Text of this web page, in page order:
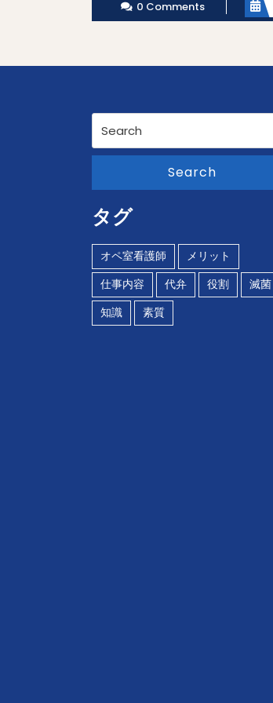
0 Comments
Search
for:
Search
タグ
オペ室看護師
メリット
仕事内容
代弁 役割
滅菌
知識
素質